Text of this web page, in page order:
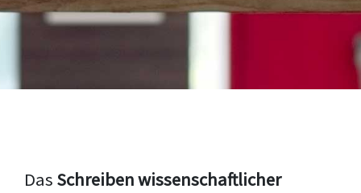
Das Schreiben wissenschaftlicher